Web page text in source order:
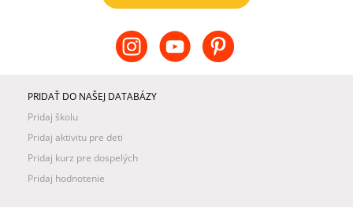
PRIDAŤ DO NAŠEJ DATABÁZY
Pridaj školu
Pridaj aktivitu pre deti
Pridaj kurz pre dospelých
Pridaj hodnotenie